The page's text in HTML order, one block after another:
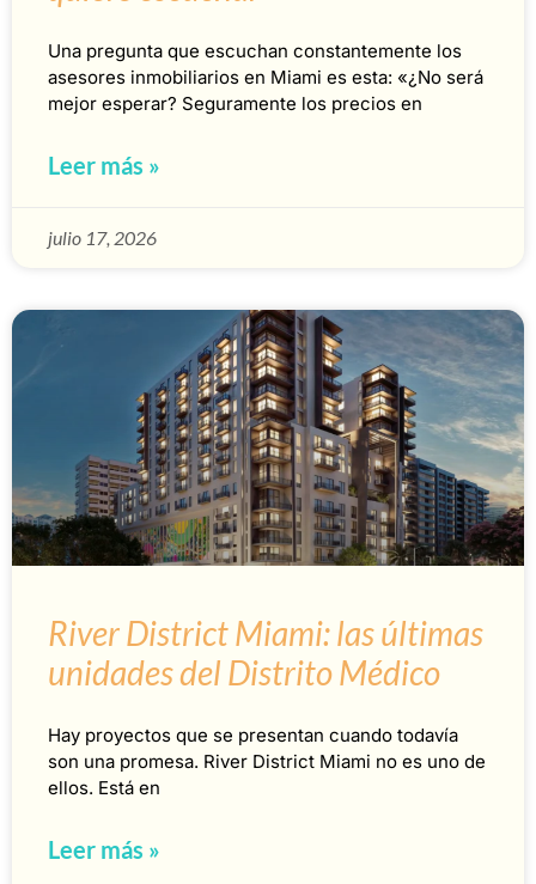
Una pregunta que escuchan constantemente los
asesores inmobiliarios en Miami es esta: «¿No será
mejor esperar? Seguramente los precios en
Leer más »
julio 17, 2026
River District Miami: las últimas
unidades del Distrito Médico
Hay proyectos que se presentan cuando todavía
son una promesa. River District Miami no es uno de
ellos. Está en
Leer más »